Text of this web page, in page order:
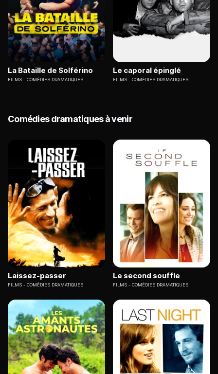
La Bataille de Solférino
FILMS COMÉDIES DRAMATIQUES
Le caporal épinglé
FILMS COMÉDIES DRAMATIQUES
Comédies dramatiques à venir
Laissez-passer
FILMS COMÉDIES DRAMATIQUES
Le second souffle
FILMS COMÉDIES DRAMATIQUES